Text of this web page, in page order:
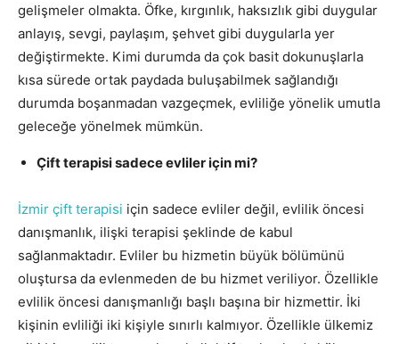
gelişmeler olmakta. Öfke, kırgınlık, haksızlık gibi duygular
anlayış, sevgi, paylaşım, şehvet gibi duygularla yer
değiştirmekte. Kimi durumda da çok basit dokunuşlarla
kısa sürede ortak paydada buluşabilmek sağlandığı
durumda boşanmadan vazgeçmek, evliliğe yönelik umutla
geleceğe yönelmek mümkün.
Çift terapisi sadece evliler için mi?
İzmir çift terapisi için sadece evliler değil, evlilik öncesi
danışmanlık, ilişki terapisi şeklinde de kabul
sağlanmaktadır. Evliler bu hizmetin büyük bölümünü
oluştursa da evlenmeden de bu hizmet veriliyor. Özellikle
evlilik öncesi danışmanlığı başlı başına bir hizmettir. İki
kişinin evliliği iki kişiyle sınırlı kalmıyor. Özellikle ülkemiz